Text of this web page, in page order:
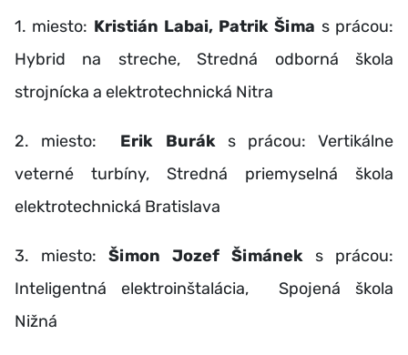
1. miesto: Kristián Labai, Patrik Šima s prácou:
Hybrid na streche, Stredná odborná škola
strojnícka a elektrotechnická Nitra
2. miesto: Erik Buráks prácou: Vertikálne
veterné turbíny, Stredná priemyselná škola
elektrotechnická Bratislava
3. miesto: Šimon Jozef Šimánek s prácou:
Inteligentná elektroinštalácia, Spojená škola
Nižná